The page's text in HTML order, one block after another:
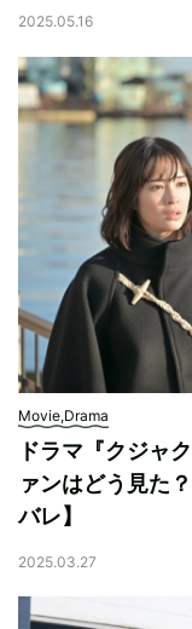
2025.05.16
Movie,Drama
ドラマ『クジャ
ァンはどう見た
バレ】
2025.03.27